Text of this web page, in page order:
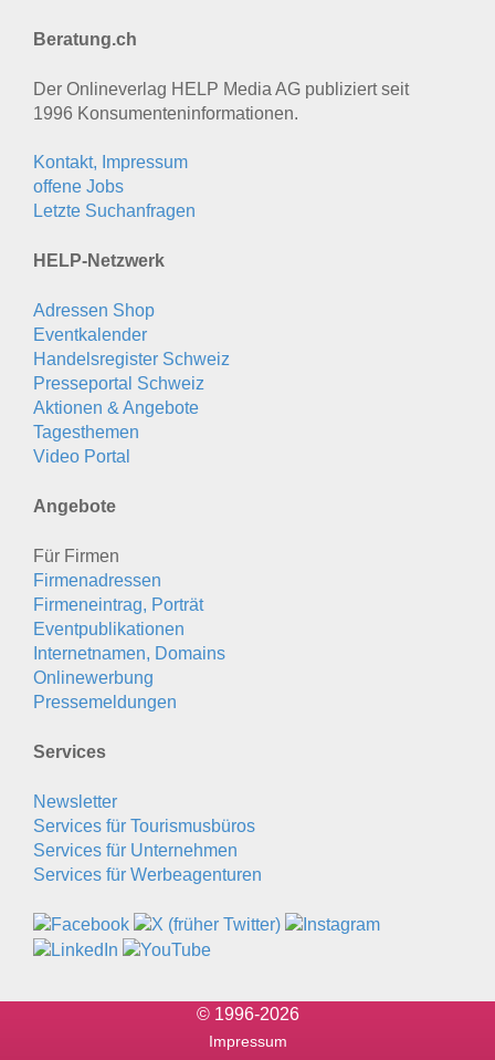
Beratung.ch
Der Onlineverlag HELP Media AG publiziert seit
1996 Konsumenten­informationen.
Kontakt, Impressum
offene Jobs
Letzte Suchanfragen
HELP-Netzwerk
Adressen Shop
Eventkalender
Handelsregister Schweiz
Presseportal Schweiz
Aktionen & Angebote
Tagesthemen
Video Portal
Angebote
Für Firmen
Firmenadressen
Firmeneintrag, Porträt
Eventpublikationen
Internetnamen, Domains
Onlinewerbung
Pressemeldungen
Services
Newsletter
Services für Tourismusbüros
Services für Unternehmen
Services für Werbeagenturen
© 1996-2026
Impressum